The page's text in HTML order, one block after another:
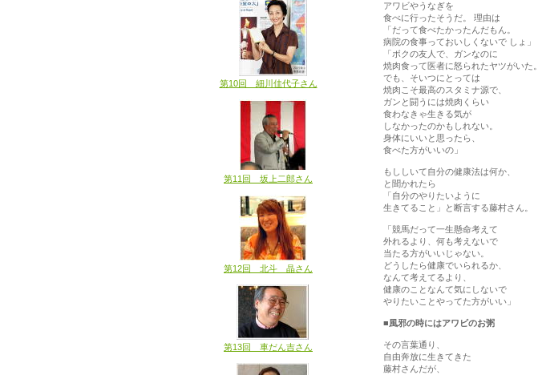
アワビやうなぎを
食べに行ったそうだ。 理由は
「だって食べたかったんだもん。
病院の食事っておいしくないで しょ」
「ボクの友人で、ガンなのに
焼肉食って医者に怒られたヤツがいた。
でも、そいつにとっては
焼肉こそ最高のスタミナ源で、
ガンと闘うには焼肉くらい
食わなきゃ生きる気が
しなかったのかもしれない。
身体にいいと思ったら、
食べた方がいいの」
もししいて自分の健康法は何か、
と聞かれたら
「自分のやりたいように
生きてること」と断言する藤村さん。
「競馬だって一生懸命考えて
外れるより、何も考えないで
当たる方がいいじゃない。
どうしたら健康でいられるか、
なんて考えてるより、
健康のことなんて気にしないで
やりたいことやってた方がいい」
■風邪の時にはアワビのお粥
その言葉通り、
自由奔放に生きてきた
藤村さんだが、
第10回 細川佳代子さん
第11回 坂上二郎さん
第12回 北斗 晶さん
第13回 車だん吉さん